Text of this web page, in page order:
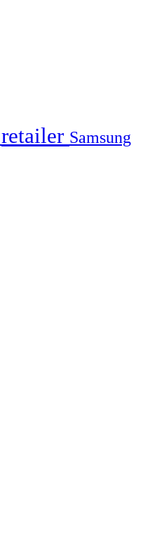
retailer Samsung